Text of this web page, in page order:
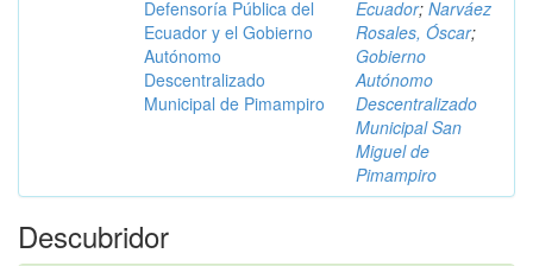
Defensoría Pública del
Ecuador y el Gobierno
Autónomo
Descentralizado
Municipal de Pimampiro
Ecuador; Narváez
Rosales, Óscar;
Gobierno
Autónomo
Descentralizado
Municipal San
Miguel de
Pimampiro
Descubridor